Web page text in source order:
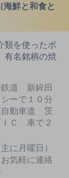
[海鮮と和食と
類を使ったボ
有名銘柄の焼
鉄道 新鉾田
ーで１０分
自動車道 茨
ＩＣ 車で２
に月曜日）
気軽に連絡